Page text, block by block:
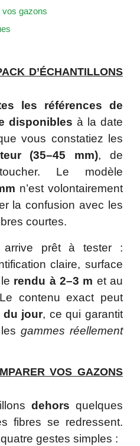
gazons
D’ÉCHANTILLONS
les références de
disponibles à la date
vous constatiez les
(35–45 mm), de
Le modèle
n’est volontairement
la confusion avec les
courtes.
arrive prêt à tester :
claire, surface
rendu à 2–3 m et au
contenu exact peut
du jour, ce qui garantit
lesgammes réellement
VOS GAZONS
dehors quelques
fibres se redressent.
gestes simples :